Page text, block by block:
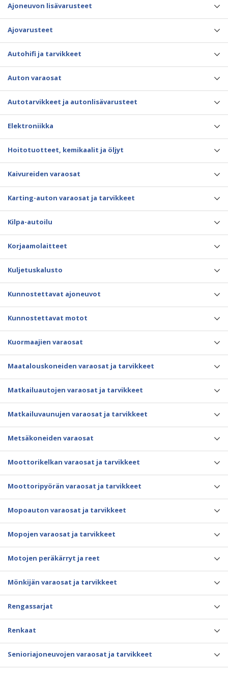
Ajoneuvon lisävarusteet
Ajovarusteet
Autohifi ja tarvikkeet
Auton varaosat
Autotarvikkeet ja autonlisävarusteet
Elektroniikka
Hoitotuotteet, kemikaalit ja öljyt
Kaivureiden varaosat
Karting-auton varaosat ja tarvikkeet
Kilpa-autoilu
Korjaamolaitteet
Kuljetuskalusto
Kunnostettavat ajoneuvot
Kunnostettavat motot
Kuormaajien varaosat
Maatalouskoneiden varaosat ja tarvikkeet
Matkailuautojen varaosat ja tarvikkeet
Matkailuvaunujen varaosat ja tarvikkeet
Metsäkoneiden varaosat
Moottorikelkan varaosat ja tarvikkeet
Moottoripyörän varaosat ja tarvikkeet
Mopoauton varaosat ja tarvikkeet
Mopojen varaosat ja tarvikkeet
Motojen peräkärryt ja reet
Mönkijän varaosat ja tarvikkeet
Rengassarjat
Renkaat
Senioriajoneuvojen varaosat ja tarvikkeet